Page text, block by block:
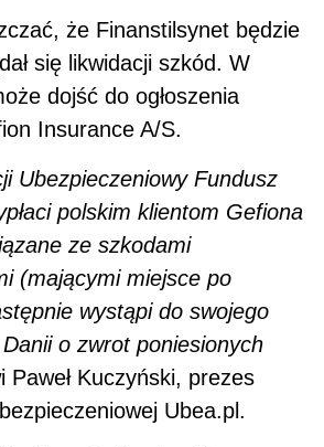
że Finanstilsynet będzie
się likwidacji szkód. W
dojść do ogłoszenia
Insurance A/S.
Ubezpieczeniowy Fundusz
polskim klientom Gefiona
ze szkodami
(mającymi miejsce po
wystąpi do swojego
o zwrot poniesionych
Paweł Kuczyński, prezes
Ubea.pl.